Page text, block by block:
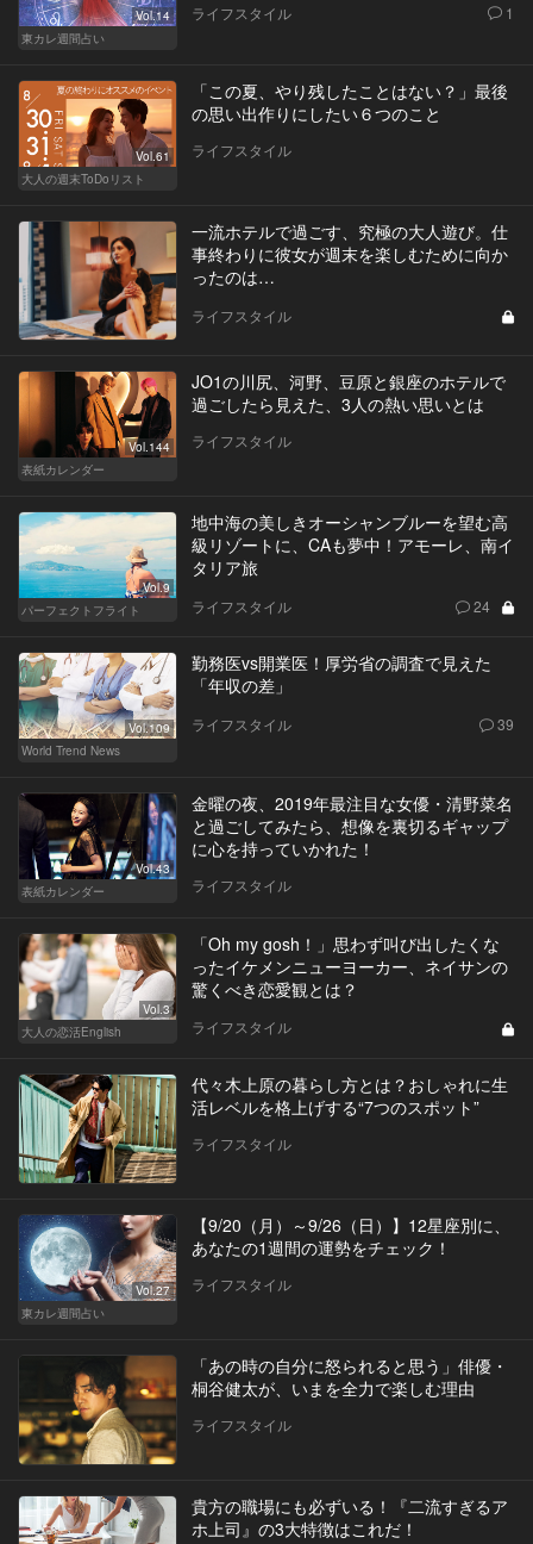
Vol.14
東カレ週間占い
ライフスタイル 1
Vol.61
大人の週末ToDoリスト
「この夏、やり残したことはない？」最後
の思い出作りにしたい６つのこと
ライフスタイル
一流ホテルで過ごす、究極の大人遊び。仕
事終わりに彼女が週末を楽しむために向か
ったのは…
ライフスタイル
Vol.144
表紙カレンダー
JO1の川尻、河野、豆原と銀座のホテルで
過ごしたら見えた、3人の熱い思いとは
ライフスタイル
Vol.9
パーフェクトフライト
地中海の美しきオーシャンブルーを望む高
級リゾートに、CAも夢中！アモーレ、南イ
タリア旅
ライフスタイル 24
Vol.109
World Trend News
勤務医vs開業医！厚労省の調査で見えた
「年収の差」
ライフスタイル 39
Vol.43
表紙カレンダー
金曜の夜、2019年最注目な女優・清野菜名
と過ごしてみたら、想像を裏切るギャップ
に心を持っていかれた！
ライフスタイル
Vol.3
大人の恋活English
「Oh my gosh！」思わず叫び出したくな
ったイケメンニューヨーカー、ネイサンの
驚くべき恋愛観とは？
ライフスタイル
代々木上原の暮らし方とは？おしゃれに生
活レベルを格上げする“7つのスポット”
ライフスタイル
Vol.27
東カレ週間占い
【9/20（月）～9/26（日）】12星座別に、
あなたの1週間の運勢をチェック！
ライフスタイル
「あの時の自分に怒られると思う」俳優・
桐谷健太が、いまを全力で楽しむ理由
ライフスタイル
貴方の職場にも必ずいる！『二流すぎるア
ホ上司』の3大特徴はこれだ！